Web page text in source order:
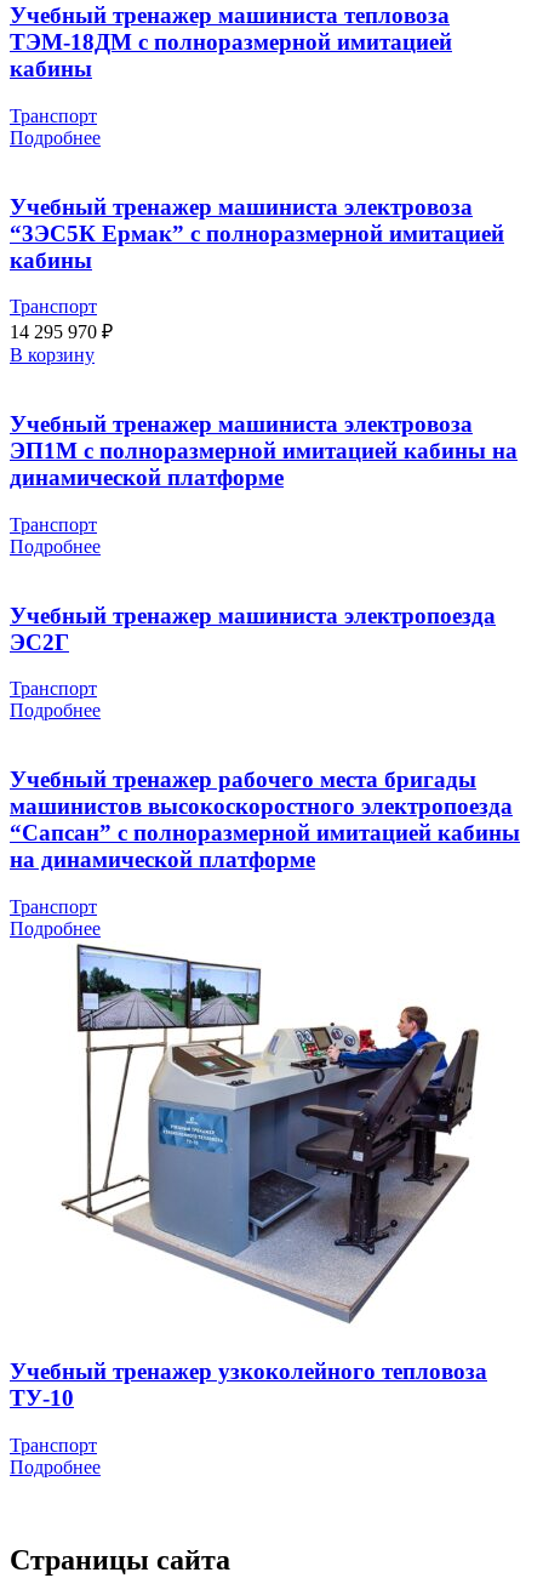
Учебный тренажер машиниста тепловоза
ТЭМ-18ДМ с полноразмерной имитацией
кабины
Транспорт
Подробнее
Учебный тренажер машиниста электровоза
“3ЭС5К Ермак” с полноразмерной имитацией
кабины
Транспорт
14 295 970 ₽
В корзину
Учебный тренажер машиниста электровоза
ЭП1М с полноразмерной имитацией кабины на
динамической платформе
Транспорт
Подробнее
Учебный тренажер машиниста электропоезда
ЭС2Г
Транспорт
Подробнее
Учебный тренажер рабочего места бригады
машинистов высокоскоростного электропоезда
“Сапсан” с полноразмерной имитацией кабины
на динамической платформе
Транспорт
Подробнее
Учебный тренажер узкоколейного тепловоза
ТУ-10
Транспорт
Подробнее
Страницы сайта